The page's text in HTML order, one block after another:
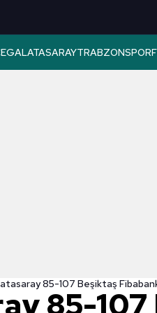
GALATASARAYTRABZONSPOR
85-107 Beşiktaş
85-